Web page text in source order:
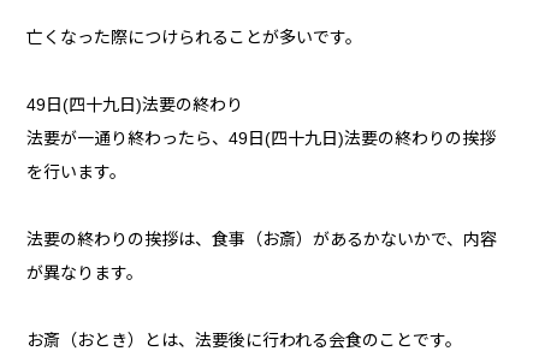
亡くなった際につけられることが多いです。
49日(四十九日)法要の終わり
法要が一通り終わったら、49日(四十九日)法要の終わりの挨拶
を行います。
法要の終わりの挨拶は、食事（お斎）があるかないかで、内容
が異なります。
お斎（おとき）とは、法要後に行われる会食のことです。